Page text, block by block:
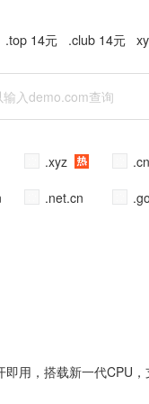
.top 14元 .club 14元
.xyz .cn
.net.cn
即用，搭载新一代CPU